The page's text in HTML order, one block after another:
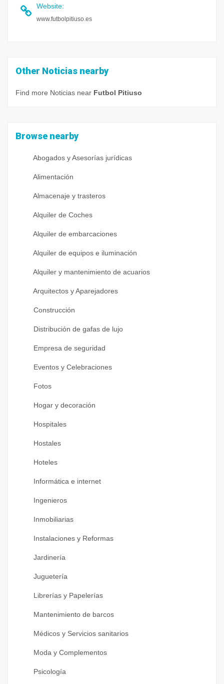
Website:
www.futbolpitiuso.es
Other Noticias nearby
Find more Noticias near Futbol Pitiuso
Browse nearby
Abogados y Asesorías jurídicas
Alimentación
Almacenaje y trasteros
Alquiler de Coches
Alquiler de embarcaciones
Alquiler de equipos e iluminación
Alquiler y mantenimiento de acuarios
Arquitectos y Aparejadores
Construcción
Distribución de gafas de lujo
Empresa de seguridad
Eventos y Celebraciones
Fotos
Hogar y decoración
Hospitales
Hostales
Hoteles
Informática e internet
Ingenieros
Inmobiliarias
Instalaciones y Reformas
Jardinería
Juguetería
Librerías y Papelerías
Mantenimiento de barcos
Médicos y Servicios sanitarios
Moda y Complementos
Psicología